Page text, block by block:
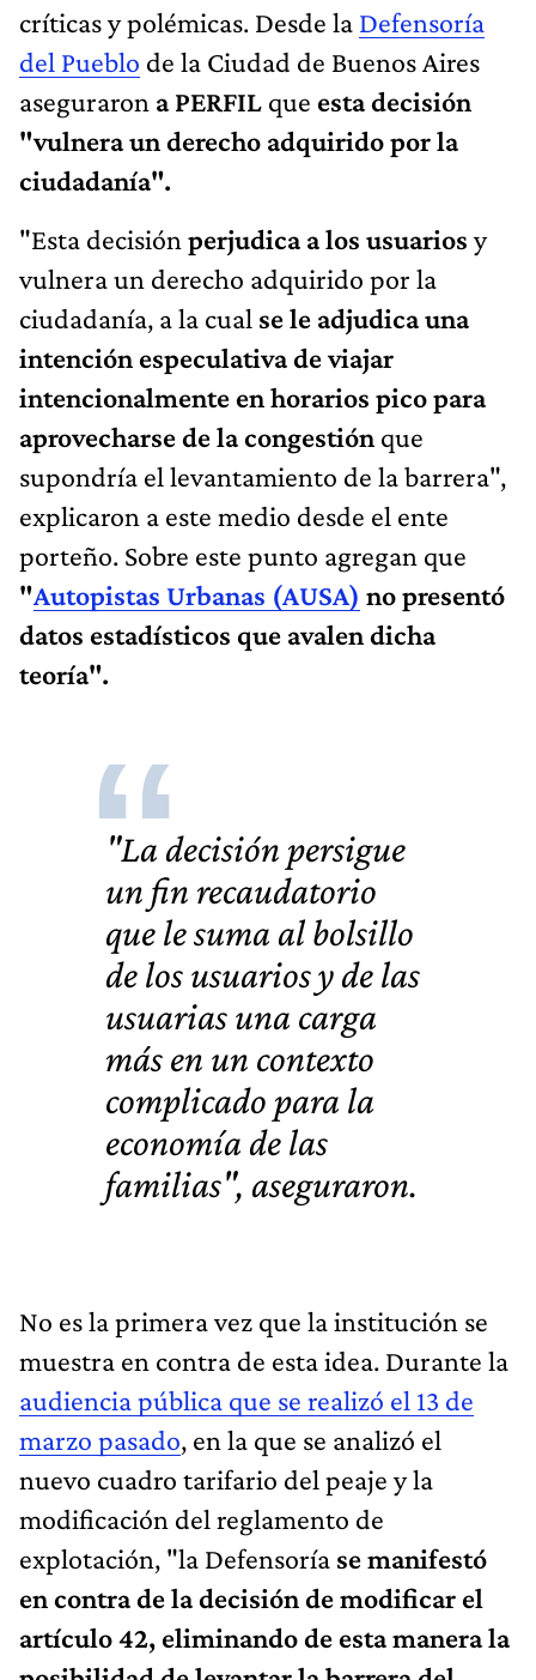
críticas y polémicas. Desde la Defensoría
del Pueblo de la Ciudad de Buenos Aires
aseguraron a PERFIL que esta decisión
"vulnera un derecho adquirido por la
ciudadanía".
"Esta decisión perjudica a los usuarios y
vulnera un derecho adquirido por la
ciudadanía, a la cual se le adjudica una
intención especulativa de viajar
intencionalmente en horarios pico para
aprovecharse de la congestión que
supondría el levantamiento de la barrera",
explicaron a este medio desde el ente
porteño. Sobre este punto agregan que
"Autopistas Urbanas (AUSA) no presentó
datos estadísticos que avalen dicha
teoría".
"La decisión persigue
un fin recaudatorio
que le suma al bolsillo
de los usuarios y de las
usuarias una carga
más en un contexto
complicado para la
economía de las
familias", aseguraron.
No es la primera vez que la institución se
muestra en contra de esta idea. Durante la
audiencia pública que se realizó el 13 de
marzo pasado, en la que se analizó el
nuevo cuadro tarifario del peaje y la
modificación del reglamento de
explotación, "la Defensoría se manifestó
en contra de la decisión de modificar el
artículo 42, eliminando de esta manera la